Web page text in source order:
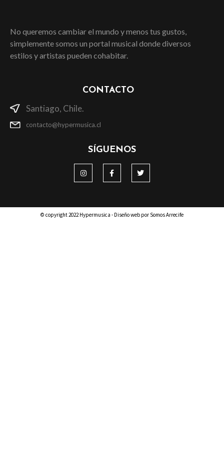
No queremos cambiar el mundo y menos tus gustos,
simplemente somos un portal musical donde diversos
estilos y artistas pueden cohabitar.
CONTACTO
Santiago, Chile.
contacto@hypermusica.cl
SÍGUENOS
© copyright 2022 Hypermusica - Diseño web por Somos Arrecife